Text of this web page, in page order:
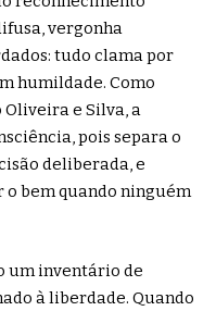
vergonha
tudo clama por
humildade. Como
e Silva, a
pois separa o
deliberada, e
bem quando ninguém
um inventário de
à liberdade. Quando